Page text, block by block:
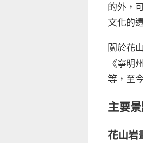
的外，
文化的
關於花
《寧明
等，至
主要
花山岩